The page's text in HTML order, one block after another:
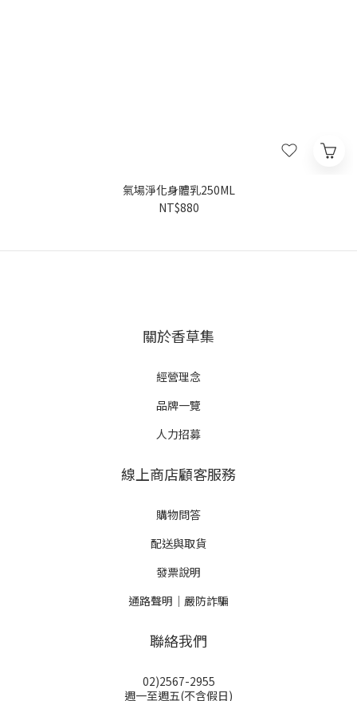
氣場淨化身體乳250ML
NT$880
關於香草集
經營理念
品牌一覽
人力招募
線上商店顧客服務
購物問答
配送與取貨
發票說明
通路聲明｜嚴防詐騙
聯絡我們
02)2567-2955
週一至週五(不含假日)